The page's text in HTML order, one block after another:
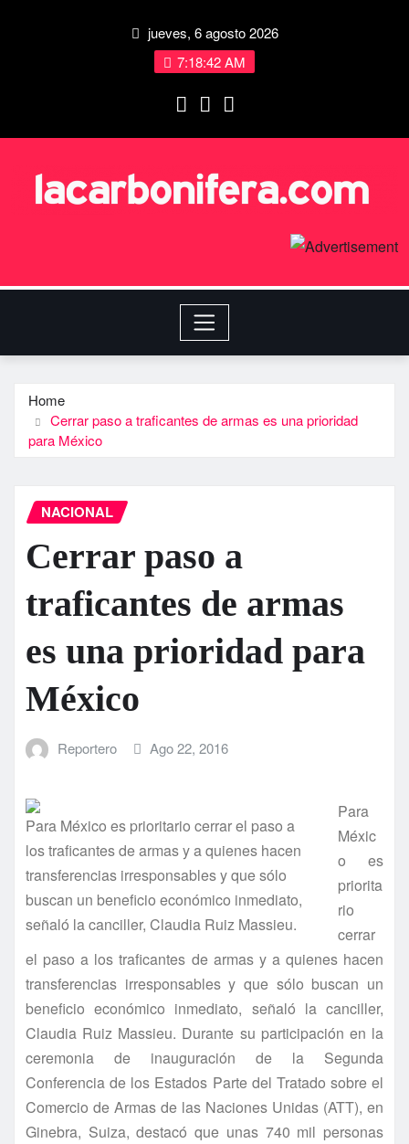
jueves, 6 agosto 2026
7:18:42 AM
Home
Cerrar paso a traficantes de armas es una prioridad
para México
NACIONAL
Cerrar paso a
traficantes de armas
es una prioridad para
México
Reportero Ago 22, 2016
Para México es prioritario cerrar el paso a
los traficantes de armas y a quienes hacen
transferencias irresponsables y que sólo
buscan un beneficio económico inmediato,
señaló la canciller, Claudia Ruiz Massieu.
Para
Méxic
o es
priorita
rio
cerrar
el paso a los traficantes de armas y a quienes hacen
transferencias irresponsables y que sólo buscan un
beneficio económico inmediato, señaló la canciller,
Claudia Ruiz Massieu. Durante su participación en la
ceremonia de inauguración de la Segunda
Conferencia de los Estados Parte del Tratado sobre el
Comercio de Armas de las Naciones Unidas (ATT), en
Ginebra, Suiza, destacó que unas 740 mil personas